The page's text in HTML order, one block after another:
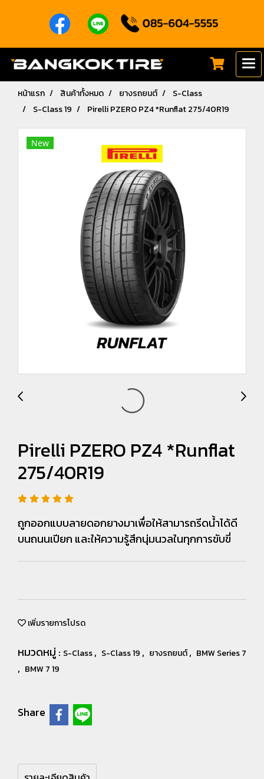
หน้าแรก สินค้าทั้งหมด ยางรถยนต์
S-Class
S-Class 19
Pirelli PZERO PZ4 *Runflat 275/40R19
New
Pirelli PZERO PZ4 *Runflat
275/40R19
ถูกออกแบบลายดอกยางมาเพื่อให้สามารถรีดน้ำได้ดี
บนถนนเปียก และให้ความรู้สึกนุ่มนวลในทุกการขับขี่
เพิ่มรายการโปรด
หมวดหมู่ : S-Class, S-Class 19 , ยางรถยนต์, BMW Series 7
, BMW 7 19
Share